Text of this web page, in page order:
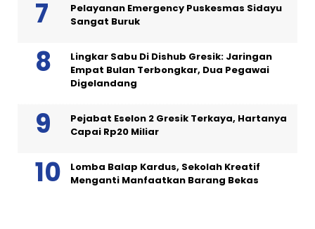
Pelayanan Emergency Puskesmas Sidayu
Sangat Buruk
Lingkar Sabu Di Dishub Gresik: Jaringan
Empat Bulan Terbongkar, Dua Pegawai
Digelandang
Pejabat Eselon 2 Gresik Terkaya, Hartanya
Capai Rp20 Miliar
Lomba Balap Kardus, Sekolah Kreatif
Menganti Manfaatkan Barang Bekas